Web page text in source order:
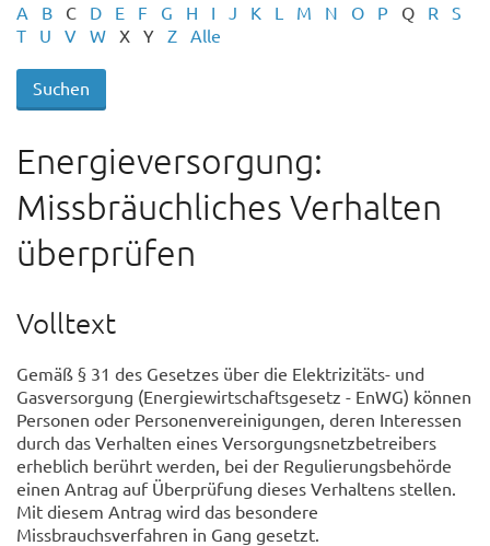
A B C D E F G H I J K L M N O P Q R
S
T
U V W X Y Z Alle
Energieversorgung:
Missbräuchliches Verhalten
überprüfen
Volltext
Gemäß § 31 des Gesetzes über die Elektrizitäts- und
Gasversorgung (Energiewirtschaftsgesetz - EnWG) können
Personen oder Personenvereinigungen, deren Interessen
durch das Verhalten eines Versorgungsnetzbetreibers
erheblich berührt werden, bei der Regulierungsbehörde
einen Antrag auf Überprüfung dieses Verhaltens stellen.
Mit diesem Antrag wird das besondere
Missbrauchsverfahren in Gang gesetzt.